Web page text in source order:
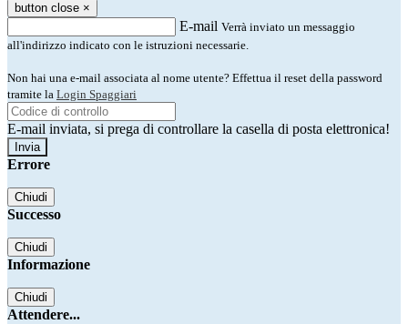
button close ×
E-mail Verrà inviato un messaggio
all'indirizzo indicato con le istruzioni necessarie.
Non hai una e-mail associata al nome utente? Effettua il reset della password
tramite la Login Spaggiari
E-mail inviata, si prega di controllare la casella di posta elettronica!
Errore
Chiudi
Successo
Chiudi
Informazione
Chiudi
Attendere...